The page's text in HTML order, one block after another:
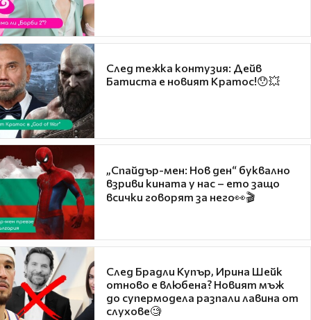
След тежка контузия: Дейв
Батиста е новият Кратос!😯💥
„Спайдър-мен: Нов ден“ буквално
взриви кината у нас – ето защо
всички говорят за него👀🎬
След Брадли Купър, Ирина Шейк
отново е влюбена? Новият мъж
до супермодела разпали лавина от
слухове🧐